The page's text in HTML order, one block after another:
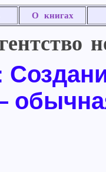
О книгах